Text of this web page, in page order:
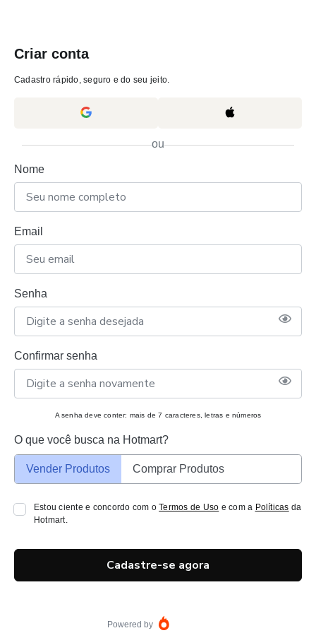
Criar conta
Cadastro rápido, seguro e do seu jeito.
ou
Nome
Email
Senha
Confirmar senha
A senha deve conter: mais de 7 caracteres, letras e números
O que você busca na Hotmart?
Vender Produtos Comprar Produtos
Estou ciente e concordo com oTermos de Uso e com a Políticas da
Hotmart.
Cadastre-se agora
Powered by